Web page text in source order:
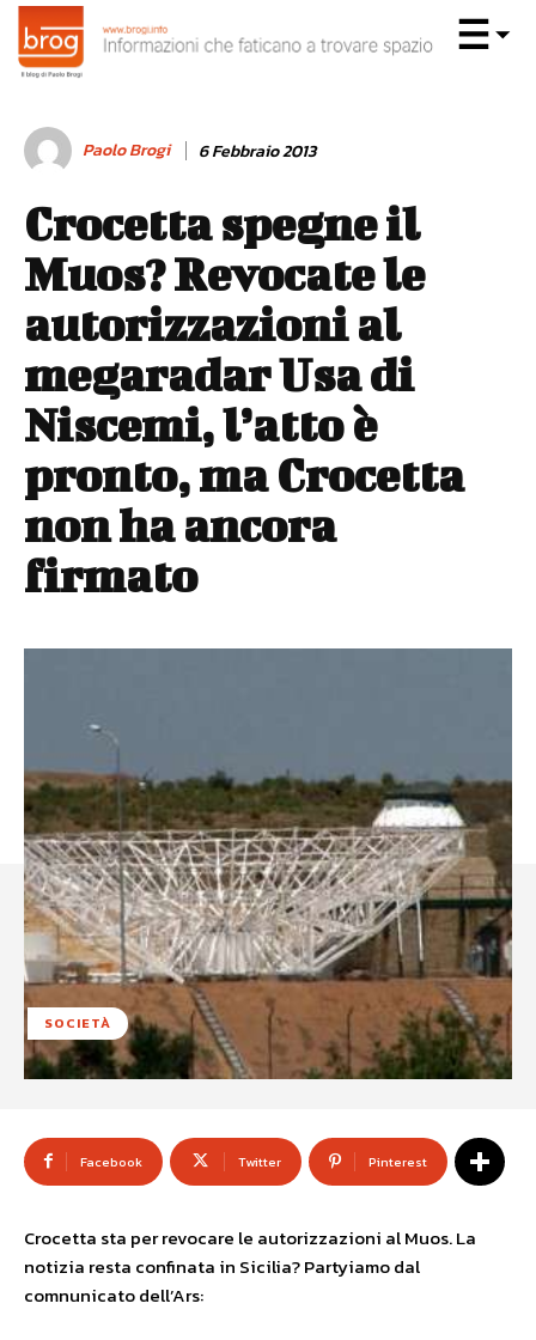
Paolo Brogi 6 Febbraio 2013
Crocetta spegne il
Muos? Revocate le
autorizzazioni al
megaradar Usa di
Niscemi, l’atto è
pronto, ma Crocetta
non ha ancora
firmato
SOCIETÀ
Facebook Twitter Pinterest
Crocetta sta per revocare le autorizzazioni al Muos. La
notizia resta confinata in Sicilia? Partyiamo dal
comnunicato dell’Ars: